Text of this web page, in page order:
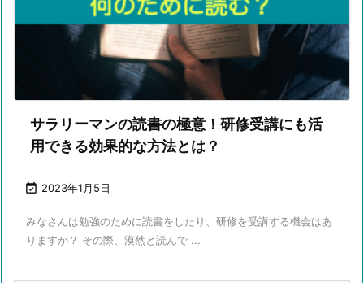
サラリーマンの読書の極意！研修受講にも活
用できる効果的な方法とは？
 2023年1月5日
みなさんは勉強のために読書をしたり、研修を受講する機会はあ
りますか？ その際、漠然と読んで ...